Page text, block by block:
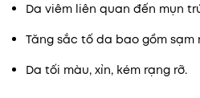
Da viêm liên quan đến mụn
Tăng sắc tố da bao gồm sạm
Da tối màu, xỉn, kém rạng rỡ.